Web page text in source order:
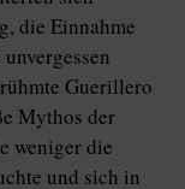
die Einnahme
Guerillero
Mythos der
weniger die
und sich in